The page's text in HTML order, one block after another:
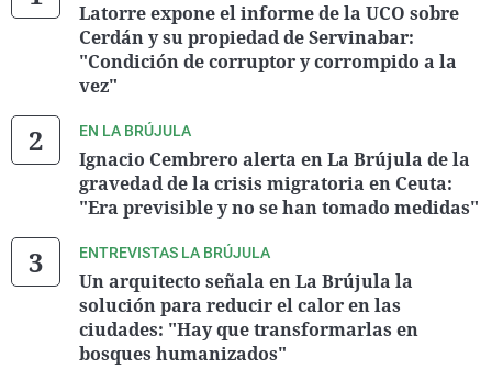
Latorre expone el informe de la UCO sobre
Cerdán y su propiedad de Servinabar:
"Condición de corruptor y corrompido a la
vez"
EN LA BRÚJULA
Ignacio Cembrero alerta en La Brújula de la
gravedad de la crisis migratoria en Ceuta:
"Era previsible y no se han tomado medidas"
ENTREVISTAS LA BRÚJULA
Un arquitecto señala en La Brújula la
solución para reducir el calor en las
ciudades: "Hay que transformarlas en
bosques humanizados"